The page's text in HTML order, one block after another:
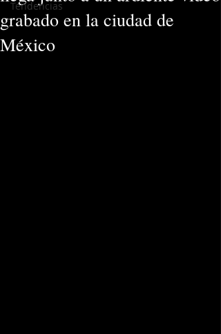
Tendencias
grabado en la ciudad de
México